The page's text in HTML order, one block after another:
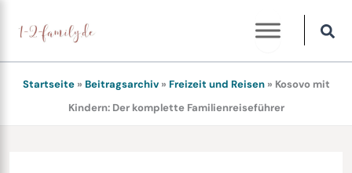
Inhalt
springen
Startseite» Beitragsarchiv» Freizeit und Reisen» Kosovo mit
Kindern: Der komplette Familienreiseführer